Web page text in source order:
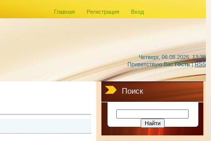
Четверг, 06.08.2026, 13:38
Приветствую Вас Гость|RSS
Главная Регистрация Вход
Поиск